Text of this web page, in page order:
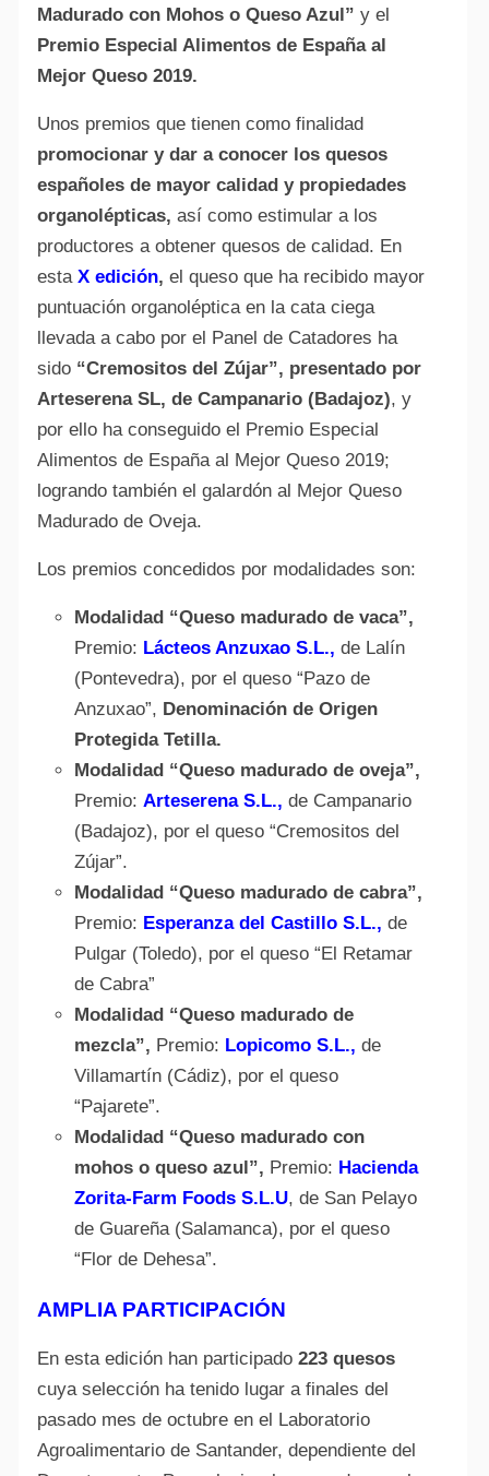
Madurado con Mohos o Queso Azul” y el
Premio Especial Alimentos de España al
Mejor Queso 2019.
Unos premios que tienen como finalidad
promocionar y dar a conocer los quesos
españoles de mayor calidad y propiedades
organolépticas, así como estimular a los
productores a obtener quesos de calidad. En
esta X edición, el queso que ha recibido mayor
puntuación organoléptica en la cata ciega
llevada a cabo por el Panel de Catadores ha
sido “Cremositos del Zújar”, presentado por
Arteserena SL, de Campanario (Badajoz), y
por ello ha conseguido el Premio Especial
Alimentos de España al Mejor Queso 2019;
logrando también el galardón al Mejor Queso
Madurado de Oveja.
Los premios concedidos por modalidades son:
Modalidad “Queso madurado de vaca”,
Premio: Lácteos Anzuxao S.L., de Lalín
(Pontevedra), por el queso “Pazo de
Anzuxao”, Denominación de Origen
Protegida Tetilla.
Modalidad “Queso madurado de oveja”,
Premio: Arteserena S.L., de Campanario
(Badajoz), por el queso “Cremositos del
Zújar”.
Modalidad “Queso madurado de cabra”,
Premio: Esperanza del Castillo S.L., de
Pulgar (Toledo), por el queso “El Retamar
de Cabra”
Modalidad “Queso madurado de
mezcla”, Premio: Lopicomo S.L., de
Villamartín (Cádiz), por el queso
“Pajarete”.
Modalidad “Queso madurado con
mohos o queso azul”, Premio: Hacienda
Zorita-Farm Foods S.L.U, de San Pelayo
de Guareña (Salamanca), por el queso
“Flor de Dehesa”.
AMPLIA PARTICIPACIÓN
En esta edición han participado223 quesos
cuya selección ha tenido lugar a finales del
pasado mes de octubre en el Laboratorio
Agroalimentario de Santander, dependiente del